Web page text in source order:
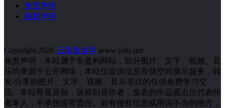
免责声明
版权声明
Copyright 2026 云南旅游网 www.ynly.net
免责声明：本站属于非盈利网站，部分图片、文字、视频、音
乐均来源于公开网络，本站仅提供信息存储空间展示服务，转
发/分享的图片、文字、视频、音乐等目的仅供免费学习交
流。本站尊重原创，版权归原作者，发表的作品观点仅代表作
者本人，不承担连带责任。如有侵权信息或用词不当的地方，